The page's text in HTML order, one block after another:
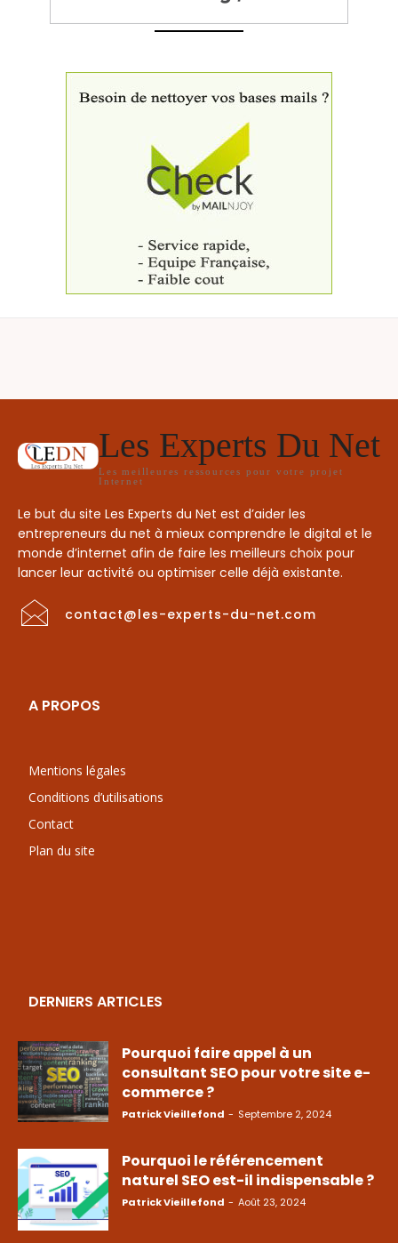
Les Experts Du Net
Les meilleures ressources pour votre projet
Internet
Le but du site Les Experts du Net est d’aider les
entrepreneurs du net à mieux comprendre le digital et le
monde d’internet afin de faire les meilleurs choix pour
lancer leur activité ou optimiser celle déjà existante.
contact@les-experts-du-net.com
A PROPOS
Mentions légales
Conditions d’utilisations
Contact
Plan du site
DERNIERS ARTICLES
Pourquoi faire appel à un
consultant SEO pour votre site e-
commerce ?
Patrick Vieillefond - Septembre 2, 2024
Pourquoi le référencement
naturel SEO est-il indispensable ?
Patrick Vieillefond - Août 23, 2024